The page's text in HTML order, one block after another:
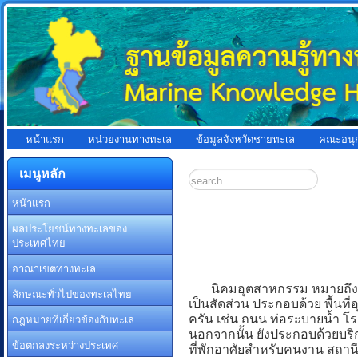
หน้าแรก หน่วยงานทางทะเล ข้อมูลจังหวัดชายทะเล คณะอนุ
เมนูหลัก
หน้าแรก
ผลประโยชน์ทางทะเลของ
ประเทศไทย
อาณาเขตทางทะเล
ลักษณะทั่วไปของทะเลไทย
กฎหมายที่เกี่ยวข้องกับทะเล
ข้อตกลงระหว่างประเทศ
นิคมอุตสาหกรรม หมายถึง
เป็นสัดส่วน ประกอบด้วย พื้น
ครัน เช่น ถนน ท่อระบายน้ำ โ
นอกจากนั้น ยังประกอบด้วยบ
ที่พักอาศัยสำหรับคนงาน สถา